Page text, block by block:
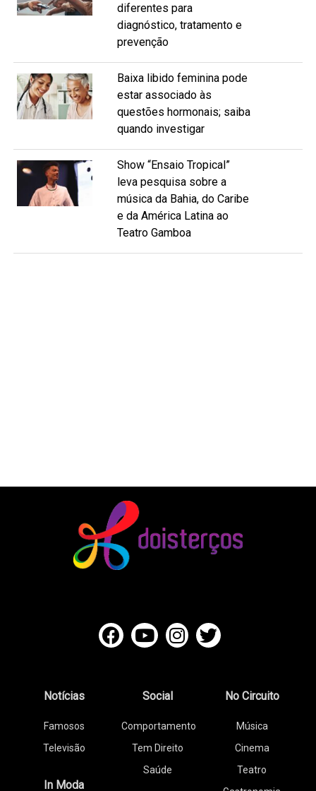
diferentes para
diagnóstico, tratamento e
prevenção
Baixa libido feminina pode
estar associado às
questões hormonais; saiba
quando investigar
Show “Ensaio Tropical”
leva pesquisa sobre a
música da Bahia, do Caribe
e da América Latina ao
Teatro Gamboa
Notícias
Famosos
Televisão
In Moda
Social
Comportamento
Tem Direito
Saúde
No Circuito
Música
Cinema
Teatro